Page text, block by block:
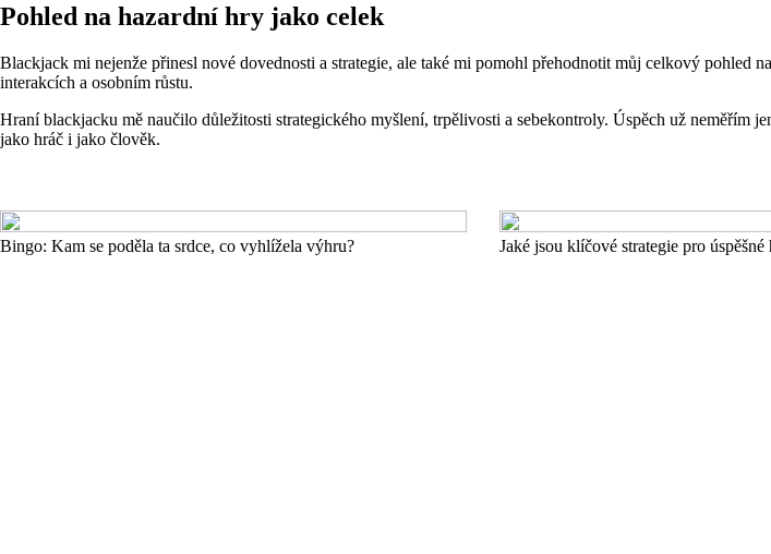
Pohled na hazardní hry jako celek
Blackjack mi nejenže přinesl nové dovednosti a strategie, ale také mi pomohl přehodnotit můj celkový pohled
interakcích a osobním růstu.
Hraní blackjacku mě naučilo důležitosti strategického myšlení, trpělivosti a sebekontroly. Úspěch už neměřím
jako hráč i jako člověk.
Bingo: Kam se poděla ta srdce, co vyhlížela výhru? Jaké jsou klíčové strategie pro úspěšné